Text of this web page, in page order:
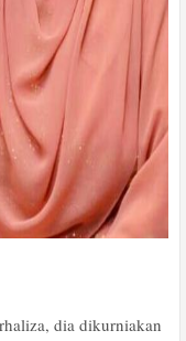
dia dikurniakan